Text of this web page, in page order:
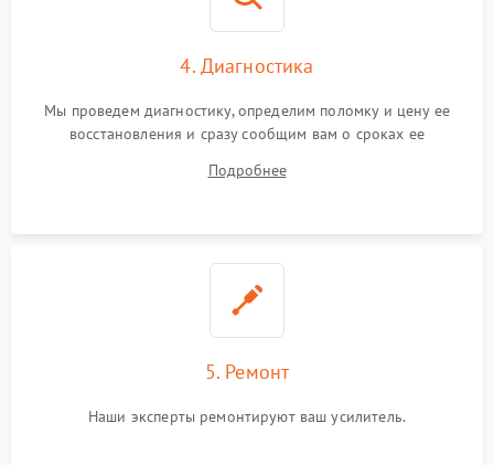
4. Диагностика
Мы проведем диагностику, определим поломку и цену ее
восстановления и сразу сообщим вам о сроках ее
Подробнее
5. Ремонт
Наши эксперты ремонтируют ваш усилитель.